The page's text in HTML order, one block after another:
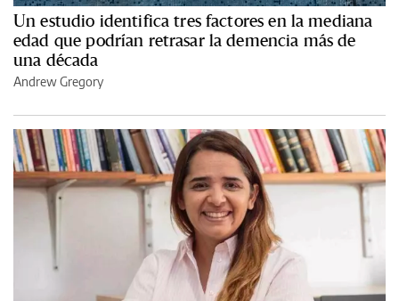
Un estudio identifica tres factores en la mediana
edad que podrían retrasar la demencia más de
una década
Andrew Gregory